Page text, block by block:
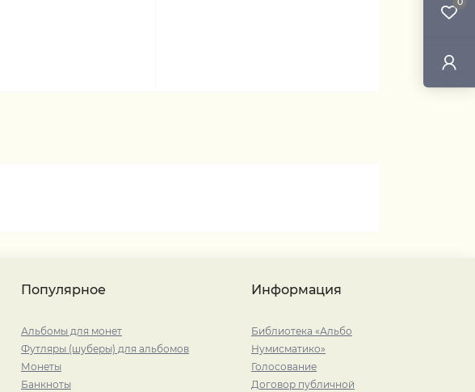
Популярное
Альбомы для монет
Футляры (шуберы) для альбомов
Монеты
Банкноты
Информация
Библиотека «Альбо
Нумисматико»
Голосование
Договор публичной